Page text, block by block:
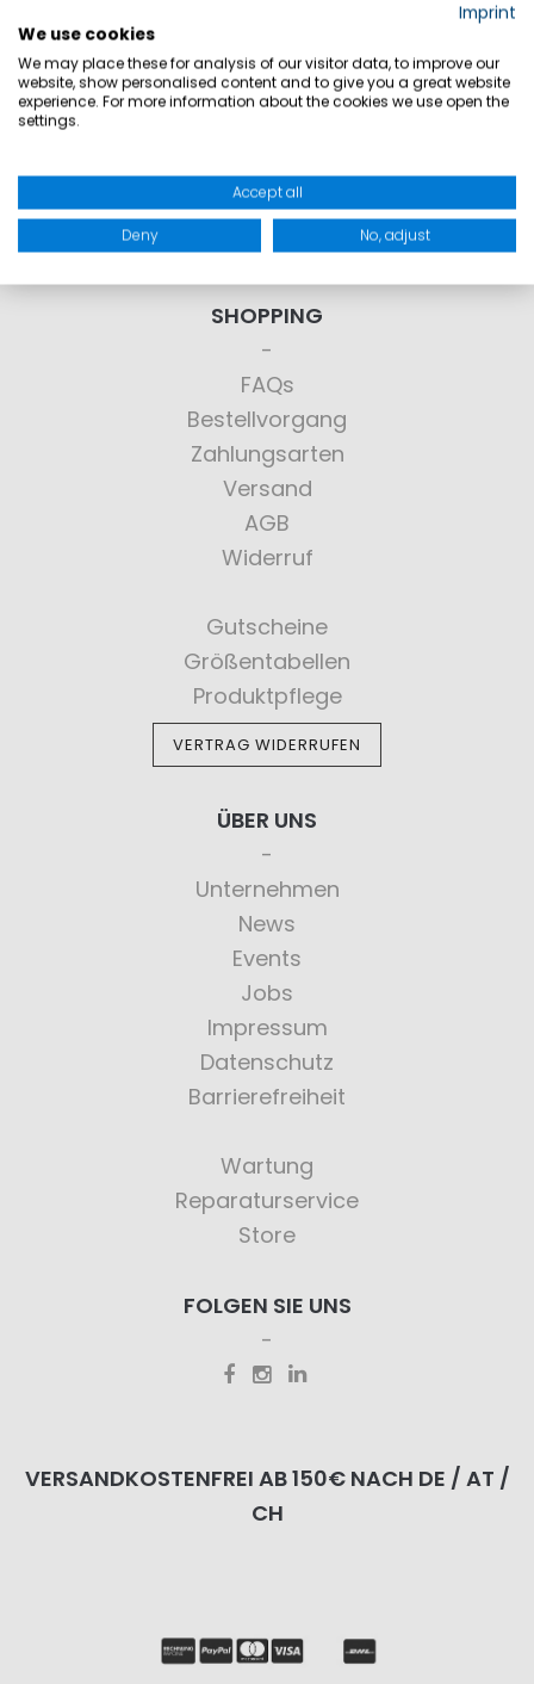
KONTAKT
Wir haben die Antworten!
> KONTAKT
SHOPPING
FAQs
Bestellvorgang
Zahlungsarten
Versand
AGB
Widerruf
Gutscheine
Größentabellen
Produktpflege
VERTRAG WIDERRUFEN
ÜBER UNS
Unternehmen
News
Events
Jobs
Impressum
Datenschutz
Barrierefreiheit
Wartung
Reparaturservice
Store
FOLGEN SIE UNS
VERSANDKOSTENFREI AB 150€ NACH DE / AT /
CH
Imprint
We use cookies
We may place these for analysis of our visitor data, to improve our
website, show personalised content and to give you a great website
experience. For more information about the cookies we use open the
settings.
Accept all
Deny No, adjust